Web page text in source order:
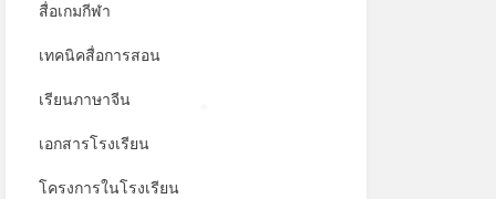
สื่อเกมกีฬา
เทคนิคสื่อการสอน
เรียนภาษาจีน
เอกสารโรงเรียน
โครงการในโรงเรียน